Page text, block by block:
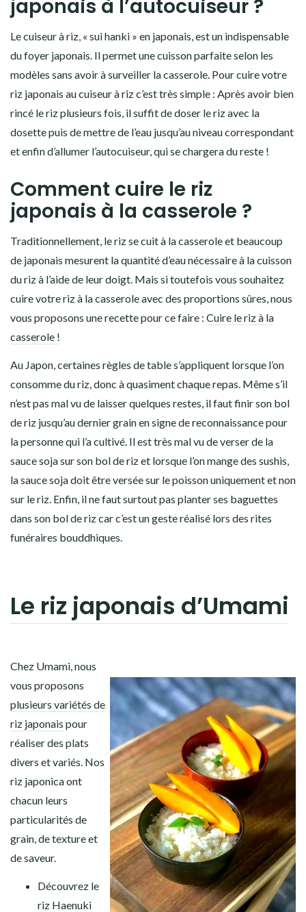
japonais à l’autocuiseur ?
Le cuiseur à riz, « sui hanki » en japonais, est un indispensable
du foyer japonais. Il permet une cuisson parfaite selon les
modèles sans avoir à surveiller la casserole. Pour cuire votre
riz japonais au cuiseur à riz c’est très simple : Après avoir bien
rincé le riz plusieurs fois , il suffit de doser le riz avec la
dosette puis de mettre de l’eau jusqu’au niveau correspondant
et enfin d’allumer l’autocuiseur, qui se chargera du reste !
Comment cuire le riz
japonais à la casserole ?
Traditionnellement, le riz se cuit à la casserole et beaucoup
de japonais mesurent la quantité d’eau nécessaire à la cuisson
du riz à l’aide de leur doigt. Mais si toutefois vous souhaitez
cuire votre riz à la casserole avec des proportions sûres, nous
vous proposons une recette pour ce faire : Cuire le riz à la
casserole !
Au Japon, certaines règles de table s’appliquent lorsque l’on
consomme du riz, donc à quasiment chaque repas. Même s’il
n’est pas mal vu de laisser quelques restes, il fautfinir son bol
de riz jusqu’au dernier grainen signe de reconnaissance pour
la personne qui l’a cultivé. Il esttrès mal vude verser de la
sauce soja sur son bol de rizet lorsque l’on mange des sushis,
la sauce soja doit être versée sur le poissonuniquement et non
sur le riz. Enfin, il ne fautsurtout pas planter ses baguettes
dans son bol de rizcar c’est un geste réalisé lors des rites
funéraires bouddhiques.
Le riz japonais d’Umami
Chez Umami, nous
vous proposons
plusieurs variétés de
riz japonais pour
réaliser des plats
divers et variés. Nos
riz japonica ont
chacun leurs
particularités de
grain, de texture et
de saveur.
Découvrez le
riz Haenuki